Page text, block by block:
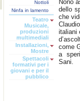
Nottoli
Ninfa in lamento
Teatro
Musicale,
produzioni
multimediali
Installazioni,
Mostre
Spettacoli
formativi per i
giovani e per il
pubblico
Nono
dello
che
italiani
come
a
Sani.